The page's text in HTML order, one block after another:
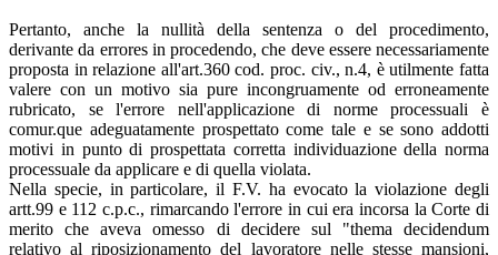
Pertanto, anche la nullità della sentenza o del procedimento,
derivante da errores in procedendo, che deve essere necessariamente
proposta in relazione all'art.360 cod. proc. civ., n.4, è utilmente fatta
valere con un motivo sia pure incongruamente od erroneamente
rubricato, se l'errore nell'applicazione di norme processuali è
comur.que adeguatamente prospettato come tale e se sono addotti
motivi in punto di prospettata corretta individuazione della norma
processuale da applicare e di quella violata.
Nella specie, in particolare, il F.V. ha evocato la violazione degli
artt.99 e 112 c.p.c., rimarcando l'errore in cui era incorsa la Corte di
merito che aveva omesso di decidere sul "thema decidendum
relativo al riposizionamento del lavoratore nelle stesse mansioni,